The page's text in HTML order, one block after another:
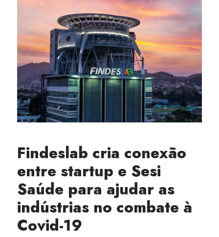
Findeslab cria conexão
entre startup e Sesi
Saúde para ajudar as
indústrias no combate à
Covid-19